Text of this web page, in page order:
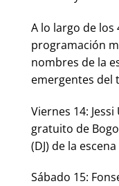
A lo largo de los
programación
nombres de la
emergentes del
Viernes 14:
gratuito de
(DJ) de la
Sábado 15: